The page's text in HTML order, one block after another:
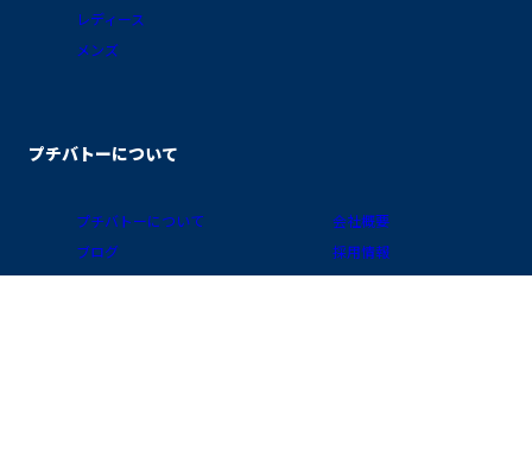
レディース
メンズ
プチバトーについて
プチバトーについて
ブログ
会社概要
採用情報